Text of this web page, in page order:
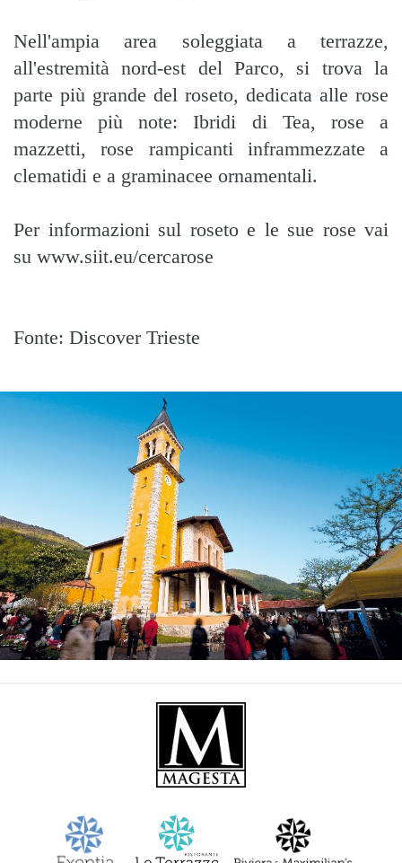
Nell'ampia area soleggiata a terrazze,
all'estremità nord-est del Parco, si trova la
parte più grande del roseto, dedicata alle rose
moderne più note: Ibridi di Tea, rose a
mazzetti, rose rampicanti inframmezzate a
clematidi e a graminacee ornamentali.
Per informazioni sul roseto e le sue rose vai
su www.siit.eu/cercarose
Fonte: Discover Trieste